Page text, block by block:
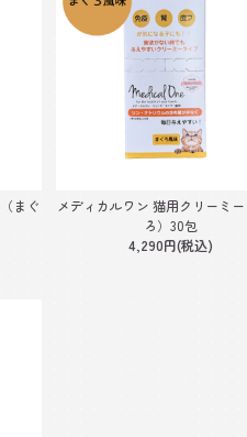
まぐ
メディカルワン 猫用クリーミ
ろ）30包
4,290円(税込)